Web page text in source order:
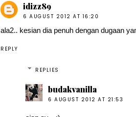
idizz89
6 AUGUST 2012 AT 16:20
ala2.. kesian dia penuh dengan dugaan
REPLY
REPLIES
budakvanilla
6 AUGUST 2012 AT 21:53